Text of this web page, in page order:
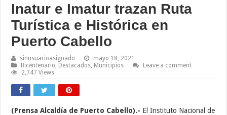
Inatur e Imatur trazan Ruta
Turística e Histórica en
Puerto Cabello
sinusuarioasignado
mayo 18, 2021
Bicentenario Destacados Municipios
Leave a comment
2,747 Views
(Prensa Alcaldía de Puerto Cabello).- El Instituto Nacional de